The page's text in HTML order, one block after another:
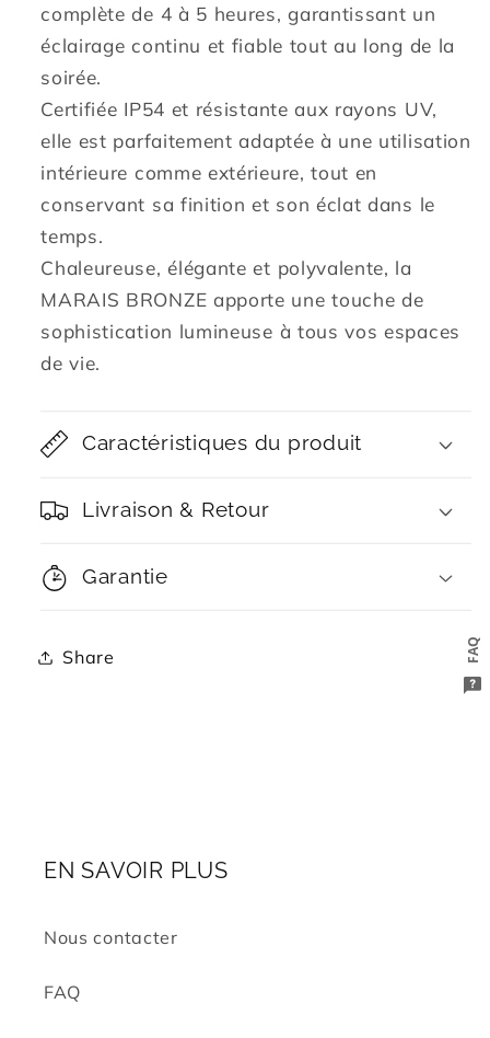
complète de 4 à 5 heures, garantissant un
éclairage continu et fiable tout au long de la
soirée.
Certifiée IP54 et résistante aux rayons UV,
elle est parfaitement adaptée à une utilisation
intérieure comme extérieure, tout en
conservant sa finition et son éclat dans le
temps.
Chaleureuse, élégante et polyvalente, la
MARAIS BRONZE apporte une touche de
sophistication lumineuse à tous vos espaces
de vie.
Caractéristiques du produit
Livraison & Retour
Garantie
Share
EN SAVOIR PLUS
Nous contacter
FAQ
FAQ